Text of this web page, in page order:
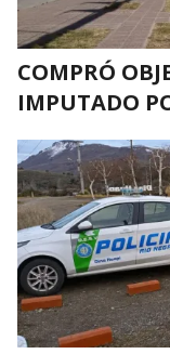
COMPRÓ
IMPUTADO